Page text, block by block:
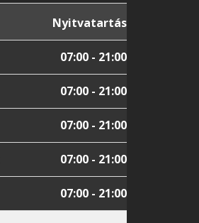
Nyitvatartás
07:00 - 21:00
07:00 - 21:00
07:00 - 21:00
07:00 - 21:00
07:00 - 21:00